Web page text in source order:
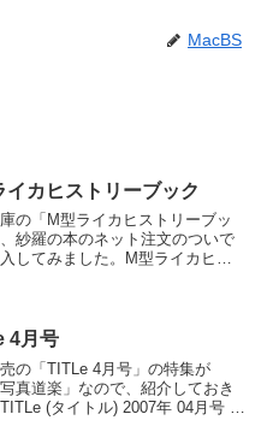
MacBS
イカヒストリーブック
の「M型ライカヒストリーブッ
紗羅の本のネット注文のついで
してみました。M型ライカヒス
4月号
の「TITLe 4月号」の特集が
写真道楽」なので、紹介しておき
(タイトル) 2007年 04月号 文